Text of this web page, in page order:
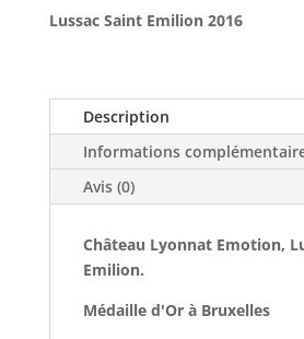
Lussac Saint Emilion 2016
Description
Informations
Avis (0)
Château Lyonnat Emotion,
Emilion.
Médaille d'Or à Bruxelles